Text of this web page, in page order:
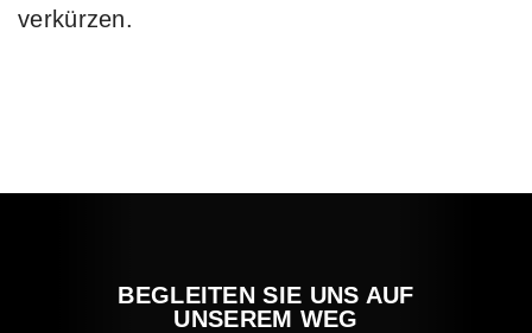
verkürzen.
BEGLEITEN SIE UNS AUF
UNSEREM WEG